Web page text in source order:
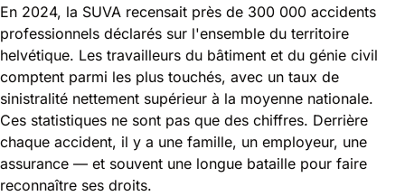
En 2024, la SUVA recensait près de 300 000 accidents
professionnels déclarés sur l'ensemble du territoire
helvétique. Les travailleurs du bâtiment et du génie civil
comptent parmi les plus touchés, avec un taux de
sinistralité nettement supérieur à la moyenne nationale.
Ces statistiques ne sont pas que des chiffres. Derrière
chaque accident, il y a une famille, un employeur, une
assurance — et souvent une longue bataille pour faire
reconnaître ses droits.